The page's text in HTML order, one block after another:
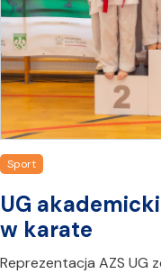
Sport
UG
w karate
Reprezentacja AZS UG